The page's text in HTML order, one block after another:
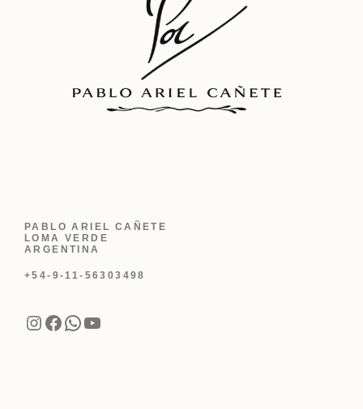
PABLO ARIEL CAÑETE
LOMA VERDE
ARGENTINA
+54-9-11-56303498
Instagram
Facebook
WhatsApp
YouTube